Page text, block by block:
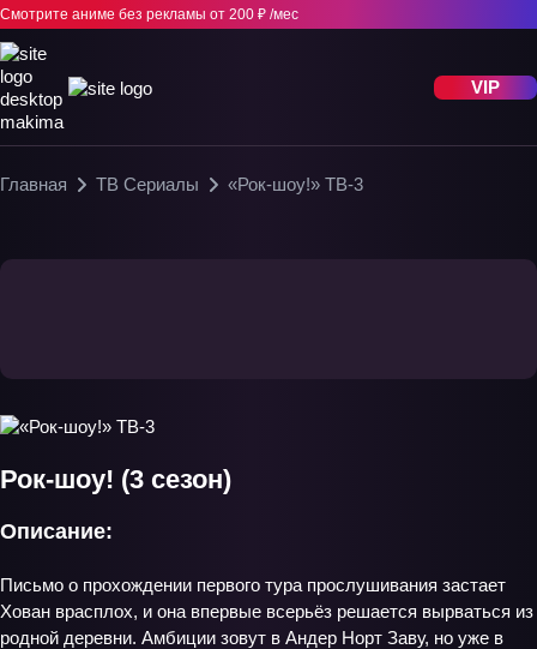
Смотрите аниме без рекламы от 200 ₽ /мес
VIP
Главная ТВ Сериалы «Рок-шоу!» ТВ-3
Рок-шоу! (3 сезон)
Описание:
Письмо о прохождении первого тура прослушивания застает
Хован врасплох, и она впервые всерьёз решается вырваться из
родной деревни. Амбиции зовут в Андер Норт Заву, но уже в